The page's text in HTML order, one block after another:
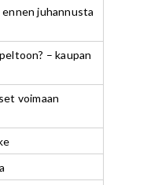
ennen juhannusta
– kaupan
voimaan